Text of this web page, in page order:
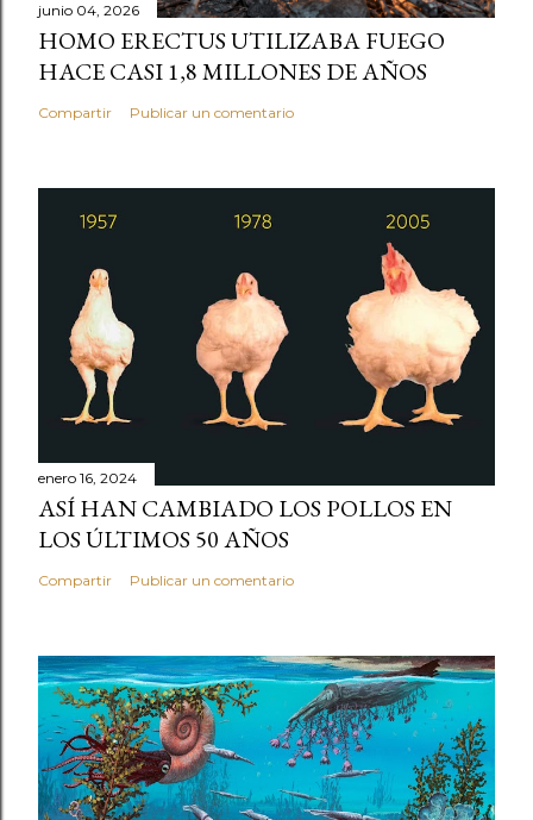
junio 04, 2026
HOMO ERECTUS UTILIZABA FUEGO
HACE CASI 1,8 MILLONES DE AÑOS
Compartir Publicar un comentario
enero 16, 2024
ASÍ HAN CAMBIADO LOS POLLOS EN
LOS ÚLTIMOS 50 AÑOS
Compartir Publicar un comentario